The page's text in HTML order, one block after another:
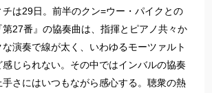
は29日。前半のクン=ウー・パイクとの
27番』の協奏曲は、指揮とピアノ共々か
演奏で線が太く、いわゆるモーツァルト
感じられない。その中ではインバルの協奏
さにはいつもながら感心する。聴衆の熱